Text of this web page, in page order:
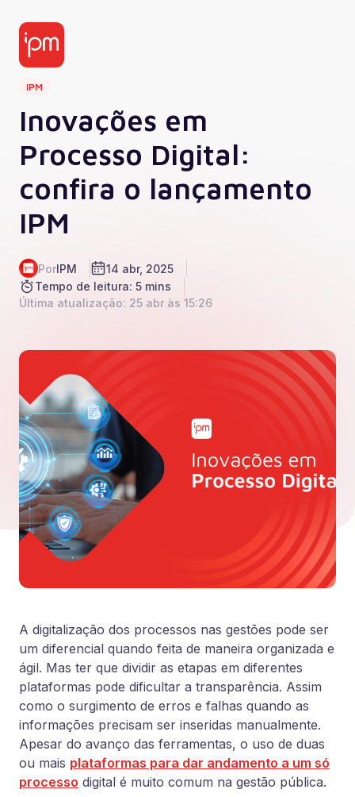
IPM
Inovações em
Processo Digital:
confira o lançamento
IPM
PorIPM
14 abr, 2025
Tempo de leitura: 5 mins
Última atualização: 25 abr às 15:26
A digitalização dos processos nas gestões pode ser
um diferencial quando feita de maneira organizada e
ágil. Mas ter que dividir as etapas em diferentes
plataformas pode dificultar a transparência. Assim
como o surgimento de erros e falhas quando as
informações precisam ser inseridas manualmente.
Apesar do avanço das ferramentas, o uso de duas
ou mais plataformas para dar andamento a um só
processo digital é muito comum na gestão pública.